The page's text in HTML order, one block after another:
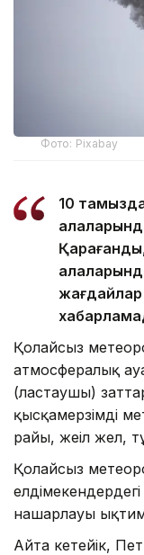
Фото: Pixabay
10
жағдайлар
Қолайсыз
атмосфералық
(ластаушы)
қысқамерзімді
райы, жеңіл жел,
Қолайсыз
нашарлауы
Айта кетейік,